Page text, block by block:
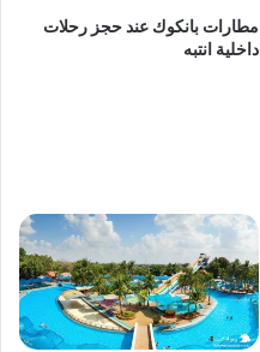
مطارات بانكوك عند حجز رحلات
داخلية انتبه